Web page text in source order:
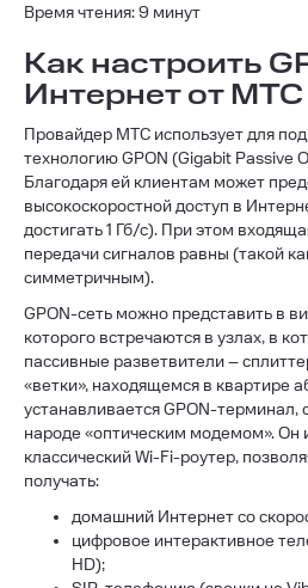
Время чтения: 9 минут
Как настроить
Интернет от МТС
Провайдер МТС использует для
технологию GPON (Gigabit Passive
Благодаря ей клиентам может
высокоскоростной доступ в
достигать 1 Гб/с). При этом
передачи сигналов равны (такой
симметричным).
GPON-сеть можно представить в
которого встречаются в узлах, в
пассивные разветвители –
«ветки», находящемся в квартире
устанавливается GPON-
народе «оптическим модемом». Он
классический Wi-Fi-роутер,
получать:
домашний Интернет со
цифровое интерактивное
HD);